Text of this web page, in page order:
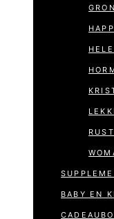
BABY EN